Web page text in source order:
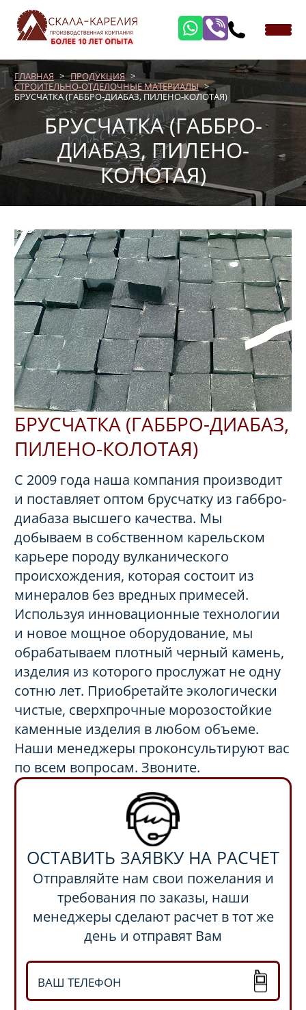
ГЛАВНАЯ
ПРОДУКЦИЯ
СТРОИТЕЛЬНО-ОТДЕЛОЧНЫЕ МАТЕРИАЛЫ
БРУСЧАТКА (ГАББРО-ДИАБАЗ, ПИЛЕНО-КОЛОТАЯ)
БРУСЧАТКА (ГАББРО-
ДИАБАЗ, ПИЛЕНО-
КОЛОТАЯ)
БРУСЧАТКА (ГАББРО-ДИАБАЗ,
ПИЛЕНО-КОЛОТАЯ)
С 2009 года наша компания производит
и поставляет оптом брусчатку из габбро-
диабаза высшего качества. Мы
добываем в собственном карельском
карьере породу вулканического
происхождения, которая состоит из
минералов без вредных примесей.
Используя инновационные технологии
и новое мощное оборудование, мы
обрабатываем плотный черный камень,
изделия из которого прослужат не одну
сотню лет. Приобретайте экологически
чистые, сверхпрочные морозостойкие
каменные изделия в любом объеме.
Наши менеджеры проконсультируют вас
по всем вопросам. Звоните.
ОСТАВИТЬ ЗАЯВКУ НА РАСЧЕТ
Отправляйте нам свои пожелания и
требования по заказы, наши
менеджеры сделают расчет в тот же
день и отправят Вам